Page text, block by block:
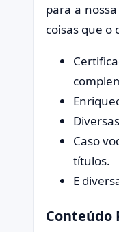
para a
coisas que o
Caso
títulos.
E
Conteúdo